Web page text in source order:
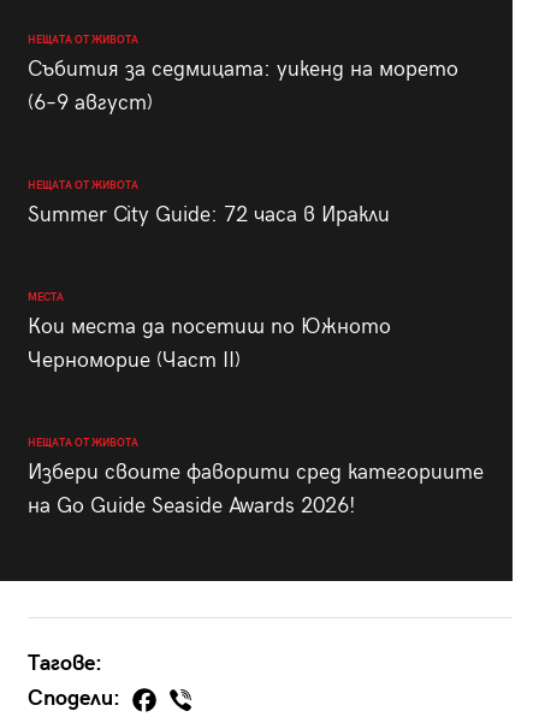
НЕЩАТА ОТ ЖИВОТА
Събития за седмицата: уикенд на морето
(6–9 август)
НЕЩАТА ОТ ЖИВОТА
Summer City Guide: 72 часа в Иракли
МЕСТА
Кои места да посетиш по Южното
Черноморие (Част II)
НЕЩАТА ОТ ЖИВОТА
Избери своите фаворити сред категориите
на Go Guide Seaside Awards 2026!
Тагове:
Сподели: